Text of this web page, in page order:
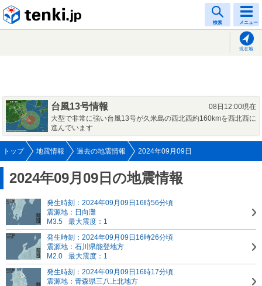
検索 メニュー
現在地
台風13号情報
08日12:00現在
大型で非常に強い台風13号が久米島の西北西約160kmを西北西に
進んでいます
トップ 地震情報 過去の地震情報 2024年09月09日
2024年09月09日の地震情報
発生時刻：2024年09月09日16時56分頃
震源地：日向灘
M3.5
最大震度：1
発生時刻：2024年09月09日16時26分頃
震源地：石川県能登地方
M2.0
最大震度：1
発生時刻：2024年09月09日16時17分頃
震源地：青森県三八上北地方